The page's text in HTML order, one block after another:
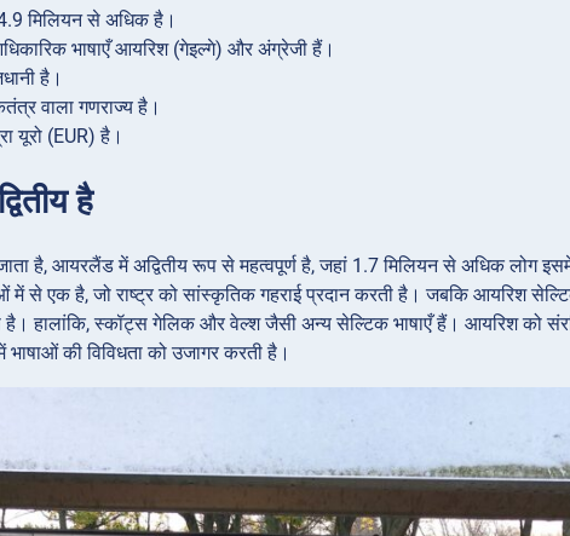
मिलियन से अधिक है।
भाषाएँ आयरिश (गेइल्गे) और अंग्रेजी हैं।
है।
वाला गणराज्य है।
यूरो (EUR) है।
है
है, आयरलैंड में अद्वितीय रूप से महत्वपूर्ण है, जहां 1.7 मिलियन से अधिक लोग
से एक है, जो राष्ट्र को सांस्कृतिक गहराई प्रदान करती है। जबकि आयरिश
है। हालांकि, स्कॉट्स गेलिक और वेल्श जैसी अन्य सेल्टिक भाषाएँ हैं। आयरिश को
भाषाओं की विविधता को उजागर करती है।